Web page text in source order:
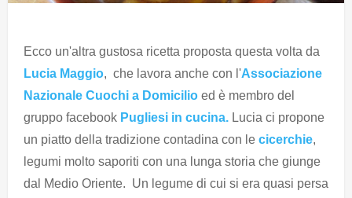
Ecco un'altra gustosa ricetta proposta questa volta da
Lucia Maggio, che lavora anche con l'Associazione
Nazionale Cuochi a Domicilio ed è membro del
gruppo facebook Pugliesi in cucina. Lucia ci propone
un piatto della tradizione contadina con le cicerchie,
legumi molto saporiti con una lunga storia che giunge
dal Medio Oriente. Un legume di cui si era quasi persa